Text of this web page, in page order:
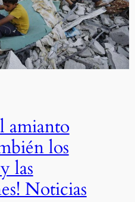
amianto
los
las
Noticias